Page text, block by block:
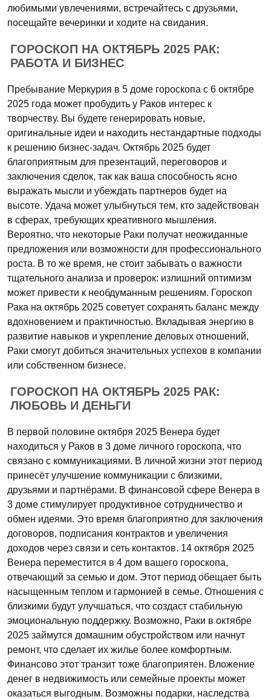
любимыми увлечениями, встречайтесь с друзьями,
посещайте вечеринки и ходите на свидания.
ГОРОСКОП НА ОКТЯБРЬ 2025 РАК:
РАБОТА И БИЗНЕС
Пребывание Меркурия в 5 доме гороскопа с 6 октябре
2025 года может пробудить у Раков интерес к
творчеству. Вы будете генерировать новые,
оригинальные идеи и находить нестандартные подходы
к решению бизнес-задач. Октябрь 2025 будет
благоприятным для презентаций, переговоров и
заключения сделок, так как ваша способность ясно
выражать мысли и убеждать партнеров будет на
высоте. Удача может улыбнуться тем, кто задействован
в сферах, требующих креативного мышления.
Вероятно, что некоторые Раки получат неожиданные
предложения или возможности для профессионального
роста. В то же время, не стоит забывать о важности
тщательного анализа и проверок: излишний оптимизм
может привести к необдуманным решениям. Гороскоп
Рака на октябрь 2025 советует сохранять баланс между
вдохновением и практичностью. Вкладывая энергию в
развитие навыков и укрепление деловых отношений,
Раки смогут добиться значительных успехов в компании
или собственном бизнесе.
ГОРОСКОП НА ОКТЯБРЬ 2025 РАК:
ЛЮБОВЬ И ДЕНЬГИ
В первой половине октября 2025 Венера будет
находиться у Раков в 3 доме личного гороскопа, что
связано с коммуникациями. В личной жизни этот период
принесёт улучшение коммуникации с близкими,
друзьями и партнёрами. В финансовой сфере Венера в
3 доме стимулирует продуктивное сотрудничество и
обмен идеями. Это время благоприятно для заключения
договоров, подписания контрактов и увеличения
доходов через связи и сеть контактов. 14 октября 2025
Венера переместится в 4 дом вашего гороскопа,
отвечающий за семью и дом. Этот период обещает быть
насыщенным теплом и гармонией в семье. Отношения с
близкими будут улучшаться, что создаст стабильную
эмоциональную поддержку. Возможно, Раки в октябре
2025 займутся домашним обустройством или начнут
ремонт, что сделает их жилье более комфортным.
Финансово этот транзит тоже благоприятен. Вложение
денег в недвижимость или семейные проекты может
оказаться выгодным. Возможны подарки, наследства